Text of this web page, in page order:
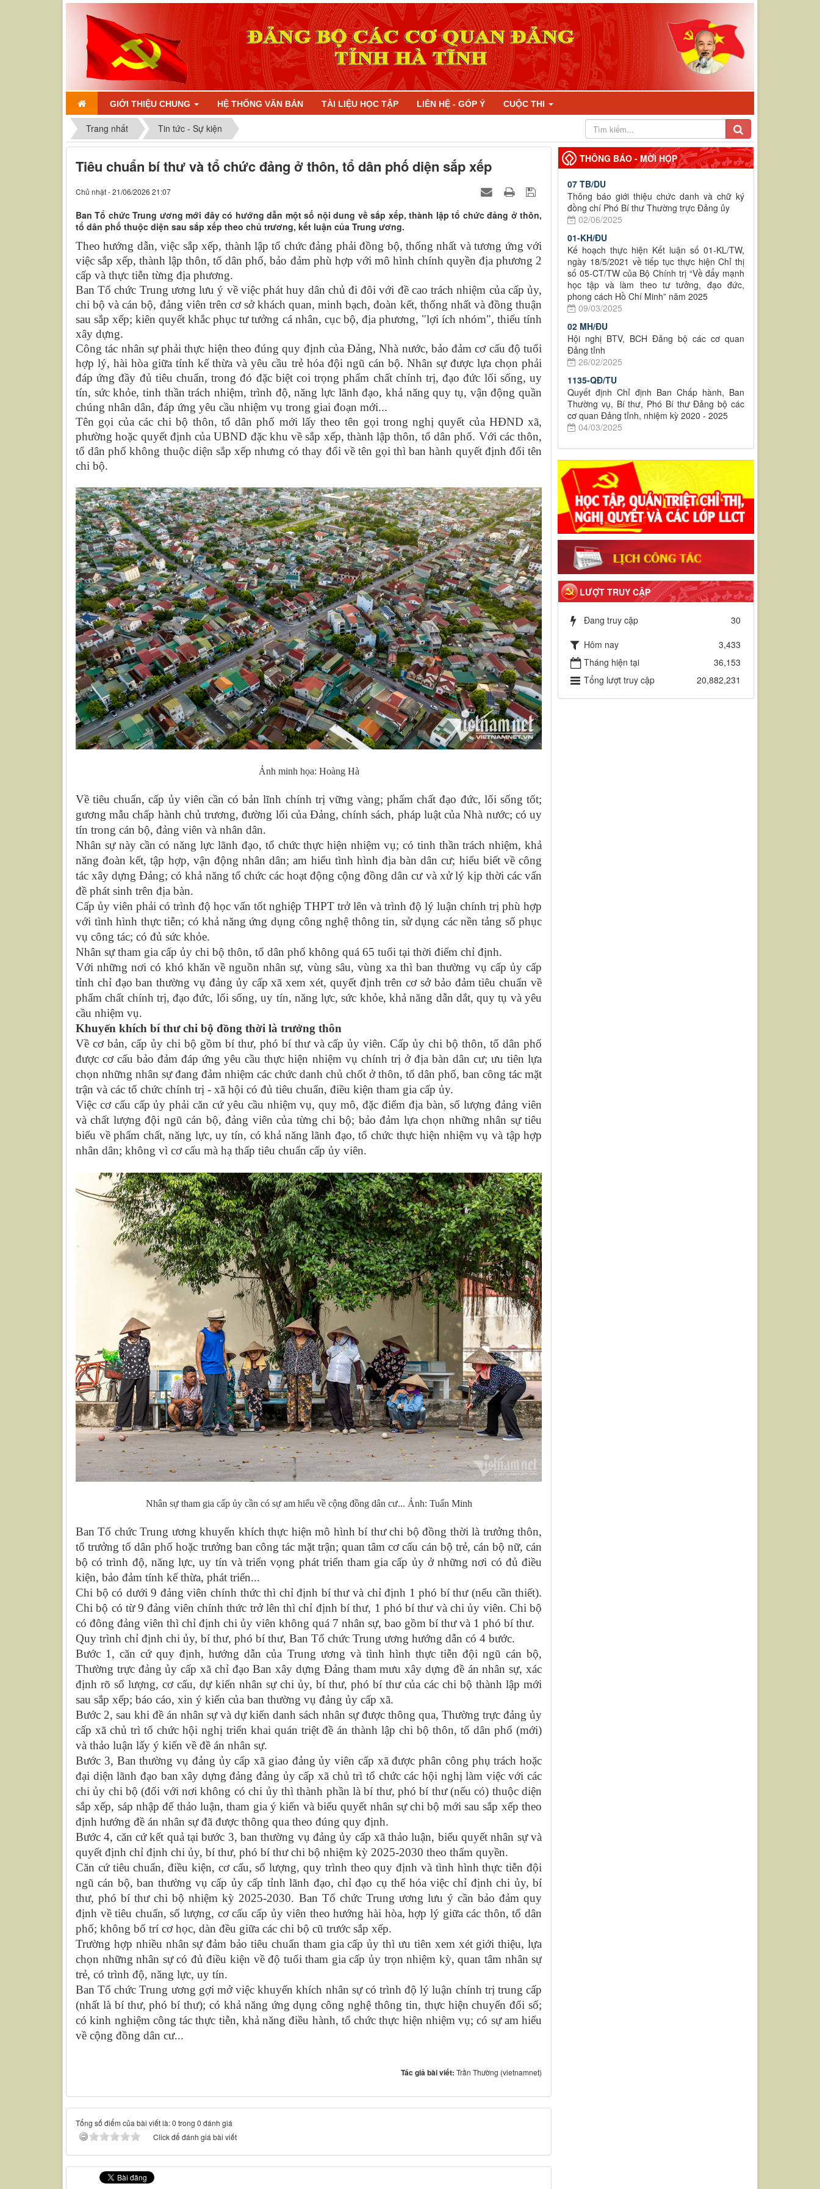
GIỚI THIỆU CHUNG HỆ THỐNG VĂN BẢN TÀI LIỆU HỌC TẬP LIÊN HỆ - GÓP Ý CUỘC THI
Trang nhất Tin tức - Sự kiện
Tiêu chuẩn bí thư và tổ chức đảng ở thôn, tổ dân phố diện sắp xếp
Chủ nhật - 21/06/2026 21:07
Ban Tổ chức Trung ương mới đây có hướng dẫn một số nội dung về sắp xếp, thành lập tổ chức đảng ở thôn,
tổ dân phố thuộc diện sau sắp xếp theo chủ trương, kết luận của Trung ương.
Theo hướng dẫn, việc sắp xếp, thành lập tổ chức đảng phải đồng bộ, thống nhất và tương ứng với
việc sắp xếp, thành lập thôn, tổ dân phố, bảo đảm phù hợp với mô hình chính quyền địa phương 2
cấp và thực tiễn từng địa phương.
Ban Tổ chức Trung ương lưu ý về việc phát huy dân chủ đi đôi với đề cao trách nhiệm của cấp ủy,
chi bộ và cán bộ, đảng viên trên cơ sở khách quan, minh bạch, đoàn kết, thống nhất và đồng thuận
sau sắp xếp; kiên quyết khắc phục tư tưởng cá nhân, cục bộ, địa phương, "lợi ích nhóm", thiếu tính
xây dựng.
Công tác nhân sự phải thực hiện theo đúng quy định của Đảng, Nhà nước, bảo đảm cơ cấu độ tuổi
hợp lý, hài hòa giữa tính kế thừa và yêu cầu trẻ hóa đội ngũ cán bộ. Nhân sự được lựa chọn phải
đáp ứng đầy đủ tiêu chuẩn, trong đó đặc biệt coi trọng phẩm chất chính trị, đạo đức lối sống, uy
tín, sức khỏe, tinh thần trách nhiệm, trình độ, năng lực lãnh đạo, khả năng quy tụ, vận động quần
chúng nhân dân, đáp ứng yêu cầu nhiệm vụ trong giai đoạn mới...
Tên gọi của các chi bộ thôn, tổ dân phố mới lấy theo tên gọi trong nghị quyết của HĐND xã,
phường hoặc quyết định của UBND đặc khu về sắp xếp, thành lập thôn, tổ dân phố. Với các thôn,
tổ dân phố không thuộc diện sắp xếp nhưng có thay đổi về tên gọi thì ban hành quyết định đổi tên
chi bộ.
Ảnh minh họa: Hoàng Hà
Về tiêu chuẩn, cấp ủy viên cần có bản lĩnh chính trị vững vàng; phẩm chất đạo đức, lối sống tốt;
gương mẫu chấp hành chủ trương, đường lối của Đảng, chính sách, pháp luật của Nhà nước; có uy
tín trong cán bộ, đảng viên và nhân dân.
Nhân sự này cần có năng lực lãnh đạo, tổ chức thực hiện nhiệm vụ; có tinh thần trách nhiệm, khả
năng đoàn kết, tập hợp, vận động nhân dân; am hiểu tình hình địa bàn dân cư; hiểu biết về công
tác xây dựng Đảng; có khả năng tổ chức các hoạt động cộng đồng dân cư và xử lý kịp thời các vấn
đề phát sinh trên địa bàn.
Cấp ủy viên phải có trình độ học vấn tốt nghiệp THPT trở lên và trình độ lý luận chính trị phù hợp
với tình hình thực tiễn; có khả năng ứng dụng công nghệ thông tin, sử dụng các nền tảng số phục
vụ công tác; có đủ sức khỏe.
Nhân sự tham gia cấp ủy chi bộ thôn, tổ dân phố không quá 65 tuổi tại thời điểm chỉ định.
Với những nơi có khó khăn về nguồn nhân sự, vùng sâu, vùng xa thì ban thường vụ cấp ủy cấp
tỉnh chỉ đạo ban thường vụ đảng ủy cấp xã xem xét, quyết định trên cơ sở bảo đảm tiêu chuẩn về
phẩm chất chính trị, đạo đức, lối sống, uy tín, năng lực, sức khỏe, khả năng dẫn dắt, quy tụ và yêu
cầu nhiệm vụ.
Khuyến khích bí thư chi bộ đồng thời là trưởng thôn
Về cơ bản, cấp ủy chi bộ gồm bí thư, phó bí thư và cấp ủy viên. Cấp ủy chi bộ thôn, tổ dân phố
được cơ cấu bảo đảm đáp ứng yêu cầu thực hiện nhiệm vụ chính trị ở địa bàn dân cư; ưu tiên lựa
chọn những nhân sự đang đảm nhiệm các chức danh chủ chốt ở thôn, tổ dân phố, ban công tác mặt
trận và các tổ chức chính trị - xã hội có đủ tiêu chuẩn, điều kiện tham gia cấp ủy.
Việc cơ cấu cấp ủy phải căn cứ yêu cầu nhiệm vụ, quy mô, đặc điểm địa bàn, số lượng đảng viên
và chất lượng đội ngũ cán bộ, đảng viên của từng chi bộ; bảo đảm lựa chọn những nhân sự tiêu
biểu về phẩm chất, năng lực, uy tín, có khả năng lãnh đạo, tổ chức thực hiện nhiệm vụ và tập hợp
nhân dân; không vì cơ cấu mà hạ thấp tiêu chuẩn cấp ủy viên.
Nhân sự tham gia cấp ủy cần có sự am hiểu về cộng đồng dân cư... Ảnh: Tuấn Minh
Ban Tổ chức Trung ương khuyến khích thực hiện mô hình bí thư chi bộ đồng thời là trưởng thôn,
tổ trưởng tổ dân phố hoặc trưởng ban công tác mặt trận; quan tâm cơ cấu cán bộ trẻ, cán bộ nữ, cán
bộ có trình độ, năng lực, uy tín và triển vọng phát triển tham gia cấp ủy ở những nơi có đủ điều
kiện, bảo đảm tính kế thừa, phát triển...
Chi bộ có dưới 9 đảng viên chính thức thì chỉ định bí thư và chỉ định 1 phó bí thư (nếu cần thiết).
Chi bộ có từ 9 đảng viên chính thức trở lên thì chỉ định bí thư, 1 phó bí thư và chi ủy viên. Chi bộ
có đông đảng viên thì chỉ định chi ủy viên không quá 7 nhân sự, bao gồm bí thư và 1 phó bí thư.
Quy trình chỉ định chi ủy, bí thư, phó bí thư, Ban Tổ chức Trung ương hướng dẫn có 4 bước.
Bước 1, căn cứ quy định, hướng dẫn của Trung ương và tình hình thực tiễn đội ngũ cán bộ,
Thường trực đảng ủy cấp xã chỉ đạo Ban xây dựng Đảng tham mưu xây dựng đề án nhân sự, xác
định rõ số lượng, cơ cấu, dự kiến nhân sự chi ủy, bí thư, phó bí thư của các chi bộ thành lập mới
sau sắp xếp; báo cáo, xin ý kiến của ban thường vụ đảng ủy cấp xã.
Bước 2, sau khi đề án nhân sự và dự kiến danh sách nhân sự được thông qua, Thường trực đảng ủy
cấp xã chủ trì tổ chức hội nghị triển khai quán triệt đề án thành lập chi bộ thôn, tổ dân phố (mới)
và thảo luận lấy ý kiến về đề án nhân sự.
Bước 3, Ban thường vụ đảng ủy cấp xã giao đảng ủy viên cấp xã được phân công phụ trách hoặc
đại diện lãnh đạo ban xây dựng đảng đảng ủy cấp xã chủ trì tổ chức các hội nghị làm việc với các
chi ủy chi bộ (đối với nơi không có chi ủy thì thành phần là bí thư, phó bí thư (nếu có) thuộc diện
sắp xếp, sáp nhập để thảo luận, tham gia ý kiến và biểu quyết nhân sự chi bộ mới sau sắp xếp theo
định hướng đề án nhân sự đã được thông qua theo đúng quy định.
Bước 4, căn cứ kết quả tại bước 3, ban thường vụ đảng ủy cấp xã thảo luận, biểu quyết nhân sự và
quyết định chỉ định chi ủy, bí thư, phó bí thư chi bộ nhiệm kỳ 2025-2030 theo thẩm quyền.
Căn cứ tiêu chuẩn, điều kiện, cơ cấu, số lượng, quy trình theo quy định và tình hình thực tiễn đội
ngũ cán bộ, ban thường vụ cấp ủy cấp tỉnh lãnh đạo, chỉ đạo cụ thể hóa việc chỉ định chi ủy, bí
thư, phó bí thư chi bộ nhiệm kỳ 2025-2030. Ban Tổ chức Trung ương lưu ý cần bảo đảm quy
định về tiêu chuẩn, số lượng, cơ cấu cấp ủy viên theo hướng hài hòa, hợp lý giữa các thôn, tổ dân
phố; không bố trí cơ học, dàn đều giữa các chi bộ cũ trước sắp xếp.
Trường hợp nhiều nhân sự đảm bảo tiêu chuẩn tham gia cấp ủy thì ưu tiên xem xét giới thiệu, lựa
chọn những nhân sự có đủ điều kiện về độ tuổi tham gia cấp ủy trọn nhiệm kỳ, quan tâm nhân sự
trẻ, có trình độ, năng lực, uy tín.
Ban Tổ chức Trung ương gợi mở việc khuyến khích nhân sự có trình độ lý luận chính trị trung cấp
(nhất là bí thư, phó bí thư); có khả năng ứng dụng công nghệ thông tin, thực hiện chuyển đổi số;
có kinh nghiệm công tác thực tiễn, khả năng điều hành, tổ chức thực hiện nhiệm vụ; có sự am hiểu
về cộng đồng dân cư...
Tác giả bài viết:Trần Thường (vietnamnet)
Tổng số điểm của bài viết là: 0 trong 0 đánh giá
Click để đánh giá bài viết
THÔNG BÁO - MỜI HỌP
07 TB/DU
Thông báo giới thiệu chức danh và chữ ký
đồng chí Phó Bí thư Thường trực Đảng ủy
02/06/2025
01-KH/ĐU
Kế hoạch thực hiện Kết luận số 01-KL/TW,
ngày 18/5/2021 về tiếp tục thực hiện Chỉ thị
số 05-CT/TW của Bộ Chính trị “Về đẩy mạnh
học tập và làm theo tư tưởng, đạo đức,
phong cách Hồ Chí Minh” năm 2025
09/03/2025
02 MH/ĐU
Hội nghị BTV, BCH Đảng bộ các cơ quan
Đảng tỉnh
26/02/2025
1135-QĐ/TU
Quyết định Chỉ định Ban Chấp hành, Ban
Thường vụ, Bí thư, Phó Bí thư Đảng bộ các
cơ quan Đảng tỉnh, nhiệm kỳ 2020 - 2025
04/03/2025
LƯỢT TRUY CẬP
Đang truy cập
30
Hôm nay
3,433
Tháng hiện tại
36,153
Tổng lượt truy cập
20,882,231